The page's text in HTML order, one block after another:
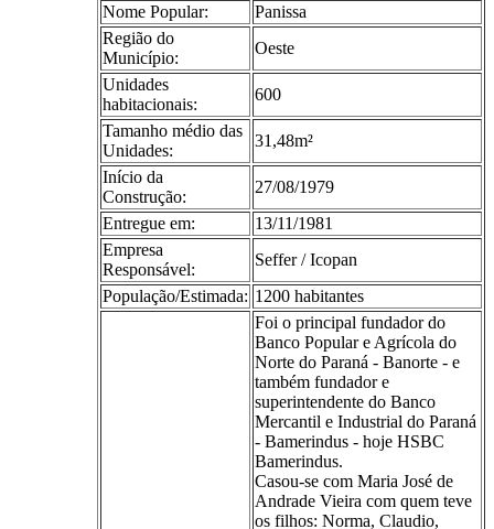
Nome Popular:
Panissa
Região do
Município:
Oeste
Unidades
habitacionais:
600
Tamanho médio das
Unidades:
31,48m²
Início da
Construção:
27/08/1979
Entregue em:
13/11/1981
Empresa
Responsável:
Seffer / Icopan
População/Estimada: 1200 habitantes
Foi o principal fundador do
Banco Popular e Agrícola do
Norte do Paraná - Banorte - e
também fundador e
superintendente do Banco
Mercantil e Industrial do Paraná
- Bamerindus - hoje HSBC
Bamerindus.
Casou-se com Maria José de
Andrade Vieira com quem teve
os filhos: Norma, Claudio,